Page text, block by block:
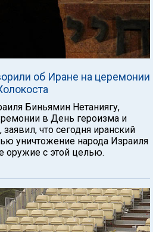
об Иране на церемонии
Биньямин Нетаниягу,
в День героизма и
что сегодня иранский
уничтожение народа Израиля
оружие с этой целью.